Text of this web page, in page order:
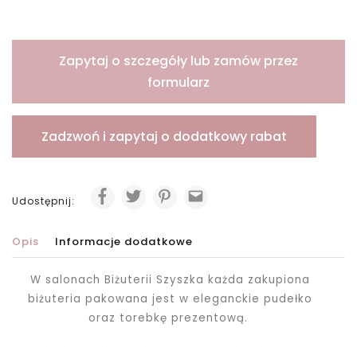
Zapytaj o szczegóły lub zamów przez
formularz
Zadzwoń i zapytaj o dodatkowy rabat
Udostępnij:
Opis Informacje dodatkowe
W salonach Biżuterii Szyszka każda zakupiona
biżuteria pakowana jestw eleganckie pudełko
oraz torebkę prezentową.